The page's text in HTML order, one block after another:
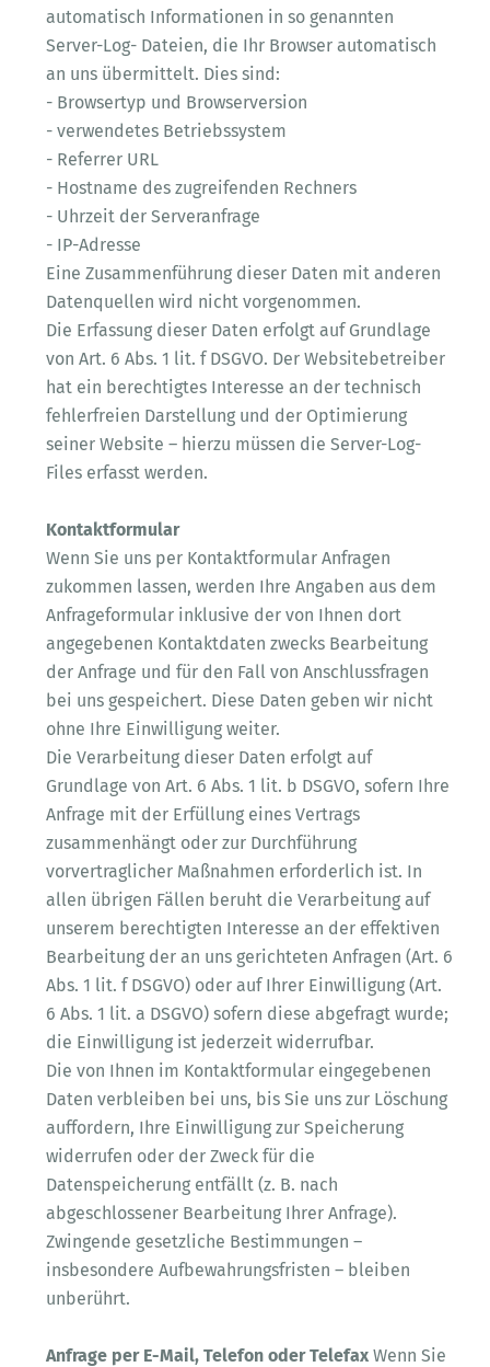
automatisch Informationen in so genannten
Server-Log- Dateien, die Ihr Browser automatisch
an uns übermittelt. Dies sind:
- Browsertyp und Browserversion
- verwendetes Betriebssystem
- Referrer URL
- Hostname des zugreifenden Rechners
- Uhrzeit der Serveranfrage
- IP-Adresse
Eine Zusammenführung dieser Daten mit anderen
Datenquellen wird nicht vorgenommen.
Die Erfassung dieser Daten erfolgt auf Grundlage
von Art. 6 Abs. 1 lit. f DSGVO. Der Websitebetreiber
hat ein berechtigtes Interesse an der technisch
fehlerfreien Darstellung und der Optimierung
seiner Website – hierzu müssen die Server-Log-
Files erfasst werden.
Kontaktformular
Wenn Sie uns per Kontaktformular Anfragen
zukommen lassen, werden Ihre Angaben aus dem
Anfrageformular inklusive der von Ihnen dort
angegebenen Kontaktdaten zwecks Bearbeitung
der Anfrage und für den Fall von Anschlussfragen
bei uns gespeichert. Diese Daten geben wir nicht
ohne Ihre Einwilligung weiter.
Die Verarbeitung dieser Daten erfolgt auf
Grundlage von Art. 6 Abs. 1 lit. b DSGVO, sofern Ihre
Anfrage mit der Erfüllung eines Vertrags
zusammenhängt oder zur Durchführung
vorvertraglicher Maßnahmen erforderlich ist. In
allen übrigen Fällen beruht die Verarbeitung auf
unserem berechtigten Interesse an der effektiven
Bearbeitung der an uns gerichteten Anfragen (Art. 6
Abs. 1 lit. f DSGVO) oder auf Ihrer Einwilligung (Art.
6 Abs. 1 lit. a DSGVO) sofern diese abgefragt wurde;
die Einwilligung ist jederzeit widerrufbar.
Die von Ihnen im Kontaktformular eingegebenen
Daten verbleiben bei uns, bis Sie uns zur Löschung
auffordern, Ihre Einwilligung zur Speicherung
widerrufen oder der Zweck für die
Datenspeicherung entfällt (z. B. nach
abgeschlossener Bearbeitung Ihrer Anfrage).
Zwingende gesetzliche Bestimmungen –
insbesondere Aufbewahrungsfristen – bleiben
unberührt.
Anfrage per E-Mail, Telefon oder Telefax Wenn Sie